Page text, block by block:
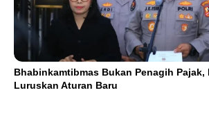
Bhabinkamtibmas Bukan Penagih Pajak,
Luruskan Aturan Baru